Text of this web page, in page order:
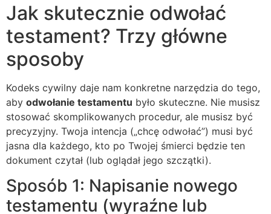
Jak skutecznie odwołać
testament? Trzy główne
sposoby
Kodeks cywilny daje nam konkretne narzędzia do tego,
aby odwołanie testamentu było skuteczne. Nie musisz
stosować skomplikowanych procedur, ale musisz być
precyzyjny. Twoja intencja („chcę odwołać”) musi być
jasna dla każdego, kto po Twojej śmierci będzie ten
dokument czytał (lub oglądał jego szczątki).
Sposób 1: Napisanie nowego
testamentu (wyraźne lub